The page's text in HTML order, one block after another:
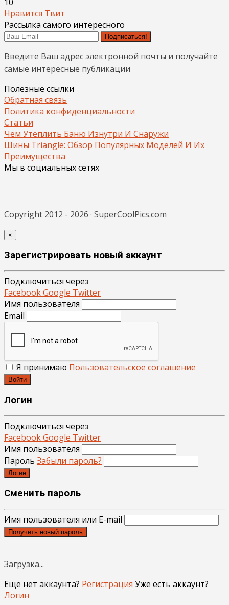
Нравится Твит
Рассылка самого интересного
Подписаться!
Введите Ваш адрес электронной почты и получайте
самые интересные публикации
Полезные ссылки
Обратная связь
Политика конфиденциальности
Статьи
Чем Утеплить Баню Изнутри И Снаружи
Шины Triangle: Обзор Популярных Моделей И Их
Преимущества
Мы в социальных сетях
Copyright 2012 - 2026 · SuperCoolPics.com
×
Зарегистрировать новый аккаунт
Подключиться через
FacebookGoogle Twitter
Имя пользователя
Email
Я принимаю Пользовательское соглашение
Войти
Логин
Подключиться через
FacebookGoogle Twitter
Имя пользователя
Пароль Забыли пароль?
Логин
Сменить пароль
Имя пользователя или E-mail
Получить новый пароль
Загрузка...
Еще нет аккаунта? Регистрация Уже есть аккаунт?
Логин